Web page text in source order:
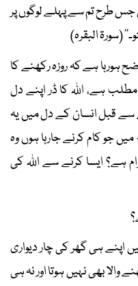
جس طرح تم سے پہلے لوگوں پر
(سورۃ البقرہ)
ہورہا ہے کہ روزہ رکھنے کا
ہے، اﷲ کا ڈر اپنے دل
سے قبل انسان کے دل میں یہ
جو کام کرنے جارہا ہوں وہ
ہے؟ ایسا کرنے سے اﷲ کی
ہی گھر کی چار دیواری
بھی نہیں ہوتا اور نہ ہی